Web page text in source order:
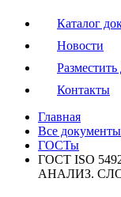
Каталог
Новости
Контакты
Главная
Все документы
ГОСТы
ГОСТ ISO
АНАЛИЗ.